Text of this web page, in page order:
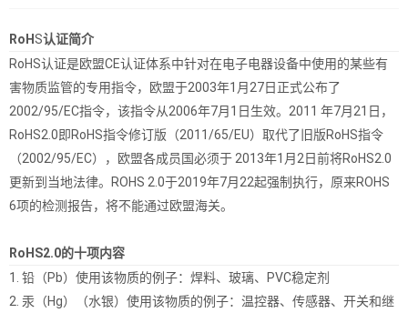
RoH S认证简介
RoHS认证是欧盟CE认证体系中针对在电子电器设备中使用的某些有
害物质监管的专用指令，欧盟于2003年1月27日正式公布了
2002/95/EC指令，该指令从2006年7月1日生效。2011 年7月21日，
RoHS2.0即RoHS指令修订版（2011/65/EU）取代了旧版RoHS指令
（2002/95/EC），欧盟各成员国必须于 2013年1月2日前将RoHS2.0
更新到当地法律。ROHS 2.0于2019年7月22起强制执行，原来ROHS
6项的检测报告，将不能通过欧盟海关。
RoHS2.0的十项内容
1. 铅（Pb）使用该物质的例子：焊料、玻璃、PVC稳定剂
2. 汞（Hg）（水银）使用该物质的例子：温控器、传感器、开关和继